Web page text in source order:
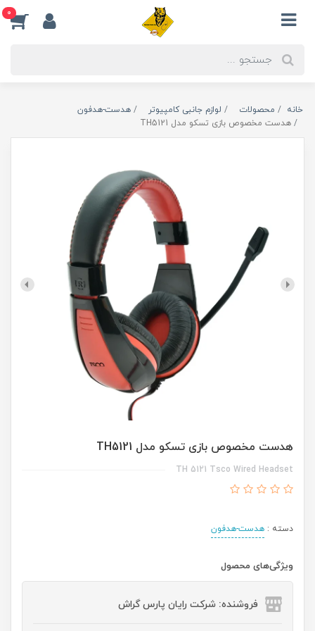
0
خانه محصولات لوازم جانبی کامپیوتر
هدست-هدفون
هدست مخصوص بازی تسکو مدل TH5121
هدست مخصوص بازی تسکو مدل TH5121
TH 5121 Tsco Wired Headset
دسته : هدست-هدفون
ویژگی‌های محصول
فروشنده: شرکت رایان پارس گراش